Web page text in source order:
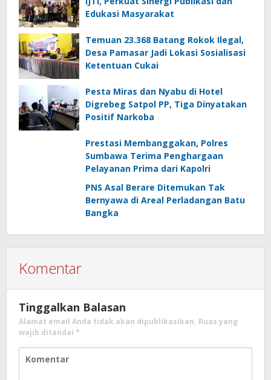
Edukasi Masyarakat
Temuan 23.368 Batang Rokok Ilegal,
Desa Pamasar Jadi Lokasi Sosialisasi
Ketentuan Cukai
Pesta Miras dan Nyabu di Hotel
Digrebeg Satpol PP, Tiga Dinyatakan
Positif Narkoba
Prestasi Membanggakan, Polres
Sumbawa Terima Penghargaan
Pelayanan Prima dari Kapolri
PNS Asal Berare Ditemukan Tak
Bernyawa di Areal Perladangan Batu
Bangka
Komentar
Tinggalkan Balasan
Alamat email Anda tidak akan dipublikasikan. Ruas yang
wajib ditandai *